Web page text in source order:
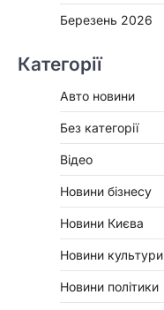
Березень 2026
Категорії
Авто новини
Без категорії
Відео
Новини бізнесу
Новини Києва
Новини культури
Новини політики